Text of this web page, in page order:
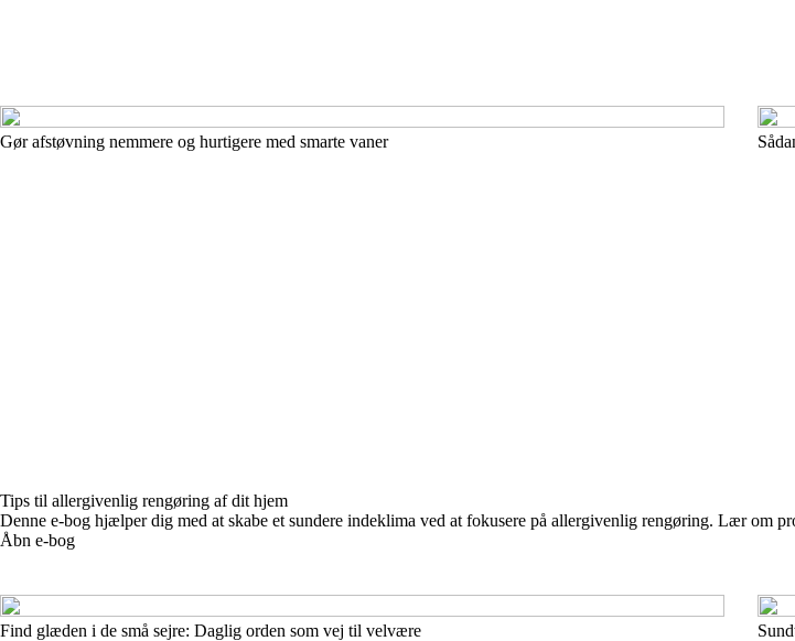
Gør afstøvning nemmere og hurtigere med smarte vaner
Tips til allergivenlig rengøring af dit hjem
Denne e-bog hjælper dig med at skabe et sundere indeklima ved at fokusere på allergivenlig rengøring. Lær om
Åbn e-bog
Find glæden i de små sejre: Daglig orden som vej til velvære